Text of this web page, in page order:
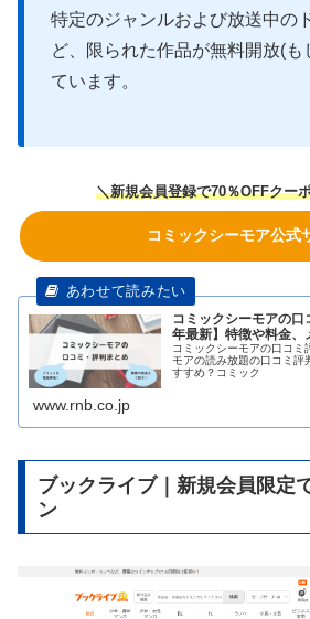
特定のジャンルおよび放送中の
ど、限られた作品が無料開放(
ています。
＼新規会員登録で70％OFFクー
コミックシーモア公式
コミックシーモアの
年最新】特徴や料金、
コミックシーモアの口コミ
モアの読み放題の口コミ評
すすめ？コミック
www.rnb.co.jp
ブックライブ｜新規会員限定
ン